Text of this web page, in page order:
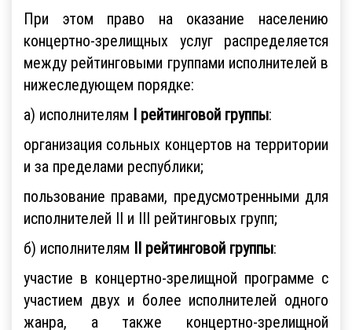
При этом право на оказание населению
концертно-зрелищных услуг распределяется
между рейтинговыми группами исполнителей в
нижеследующем порядке:
а) исполнителям I рейтинговой группы:
организация сольных концертов на территории
и за пределами республики;
пользование правами, предусмотренными для
исполнителей II и III рейтинговых групп;
б) исполнителям II рейтинговой группы:
участие в концертно-зрелищной программе с
участием двух и более исполнителей одного
жанра, а также концертно-зрелищной